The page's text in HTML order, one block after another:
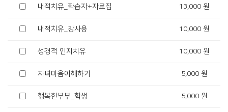
내적치유_학습자+자료집 13,000 원
내적치유_강사용 10,000 원
성경적 인지치유 10,000 원
자녀마음이해하기 5,000 원
행복한부부_학생 5,000 원